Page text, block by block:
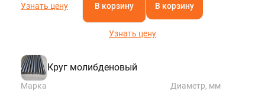
Узнать цену В корзину В корзину
Узнать цену
Круг молибденовый
Марка
Диаметр, мм